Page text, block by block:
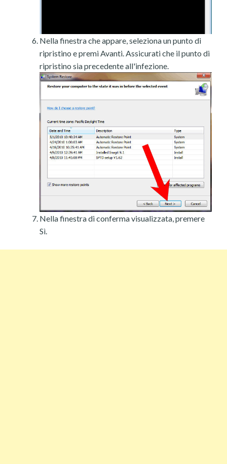
Nella finestra che appare, seleziona un punto di
ripristino e premi Avanti. Assicurati che il punto di
ripristino sia precedente all'infezione.
Nella finestra di conferma visualizzata, premere
Sì.